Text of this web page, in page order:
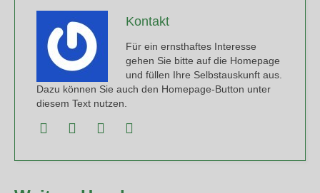
Kontakt
Für ein ernsthaftes Interesse
gehen Sie bitte auf die Homepage
und füllen Ihre Selbstauskunft aus.
Dazu können Sie auch den Homepage-Button unter
diesem Text nutzen.